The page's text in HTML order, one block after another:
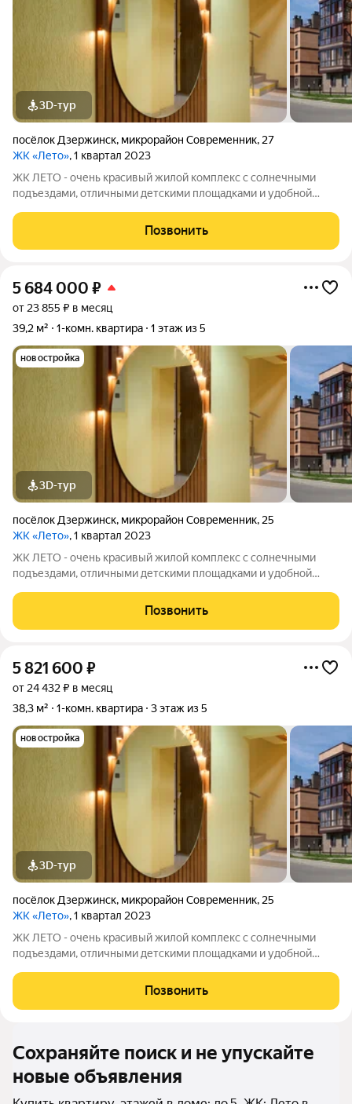
3D-тур
посёлок Дзержинск, микрорайон Современник, 27
ЖК «Лето», 1 квартал 2023
ЖК ЛЕТО - очень красивый жилой комплекс с солнечными
подъездами, отличными детскими площадками и удобной
подобрать квартиру любой площади от небольшой
однокомнатной - 33,67 кв. м. до большой
Позвонить
5 684 000 ₽
от 23 855 ₽ в месяц
39,2 м²
1-комн. квартира 1 этаж из 5
новостройка
3D-тур
посёлок Дзержинск, микрорайон Современник, 25
ЖК «Лето», 1 квартал 2023
ЖК ЛЕТО - очень красивый жилой комплекс с солнечными
подъездами, отличными детскими площадками и удобной
подобрать квартиру любой площади от небольшой
однокомнатной - 33,67 кв. м. до большой
Позвонить
5 821 600 ₽
от 24 432 ₽ в месяц
38,3 м²
1-комн. квартира 3 этаж из 5
новостройка
3D-тур
посёлок Дзержинск, микрорайон Современник, 25
ЖК «Лето», 1 квартал 2023
ЖК ЛЕТО - очень красивый жилой комплекс с солнечными
подъездами, отличными детскими площадками и удобной
подобрать квартиру любой площади от небольшой
однокомнатной - 33,67 кв. м. до большой
Позвонить
Сохраняйте поиск и не упускайте
новые объявления